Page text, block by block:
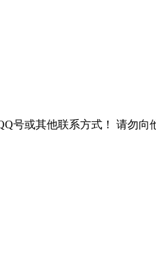
号或其他联系方式！
请勿向